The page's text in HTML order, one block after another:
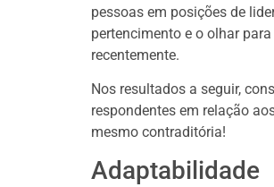
pessoas em posições de
pertencimento e o olhar
recentemente.
Nos resultados a seguir,
respondentes em relação
mesmo contraditória!
Adaptabilidade